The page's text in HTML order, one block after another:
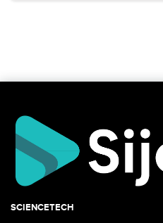
SCIENCETECH